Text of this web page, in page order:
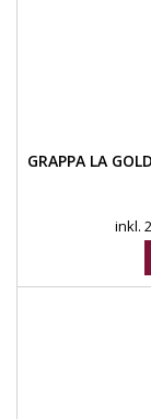
GRAPPA LA
inkl.